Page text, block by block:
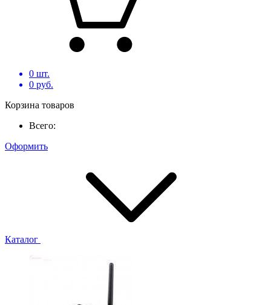
0 шт.
0 руб.
Корзина товаров
Всего:
Оформить
Каталог